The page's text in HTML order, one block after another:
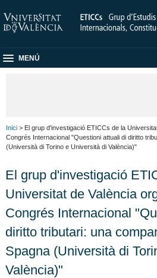
MENÚ
Inici > El grup d'investigació ETICCs de la
Congrés Internacional "Questioni attuali di diritto
(Università di Torino e Università di València)"
El grup d'investigació
Universitat de València
Congrés Internacional
diritto tributari: una
Spagna (Università di
València)"